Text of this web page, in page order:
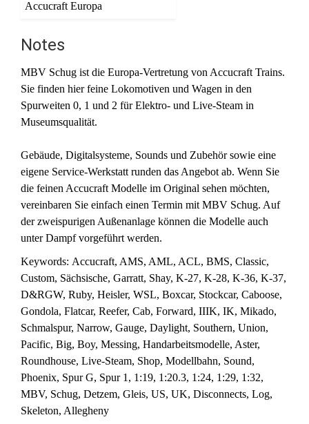
Notes
MBV Schug ist die Europa-Vertretung von Accucraft Trains.
Sie finden hier feine Lokomotiven und Wagen in den
Spurweiten 0, 1 und 2 für Elektro- und Live-Steam in
Museumsqualität.
Gebäude, Digitalsysteme, Sounds und Zubehör sowie eine
eigene Service-Werkstatt runden das Angebot ab. Wenn Sie
die feinen Accucraft Modelle im Original sehen möchten,
vereinbaren Sie einfach einen Termin mit MBV Schug. Auf
der zweispurigen Außenanlage können die Modelle auch
unter Dampf vorgeführt werden.
Keywords: Accucraft, AMS, AML, ACL, BMS, Classic,
Custom, Sächsische, Garratt, Shay, K-27, K-28, K-36, K-37,
D&RGW, Ruby, Heisler, WSL, Boxcar, Stockcar, Caboose,
Gondola, Flatcar, Reefer, Cab, Forward, IIIK, IK, Mikado,
Schmalspur, Narrow, Gauge, Daylight, Southern, Union,
Pacific, Big, Boy, Messing, Handarbeitsmodelle, Aster,
Roundhouse, Live-Steam, Shop, Modellbahn, Sound,
Phoenix, Spur G, Spur 1, 1:19, 1:20.3, 1:24, 1:29, 1:32,
MBV, Schug, Detzem, Gleis, US, UK, Disconnects, Log,
Skeleton, Allegheny